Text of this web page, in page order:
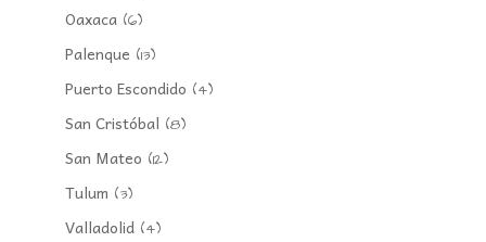
Oaxaca(6)
Palenque (13)
Puerto Escondido (4)
San Cristóbal (8)
San Mateo (12)
Tulum (3)
Valladolid(4)